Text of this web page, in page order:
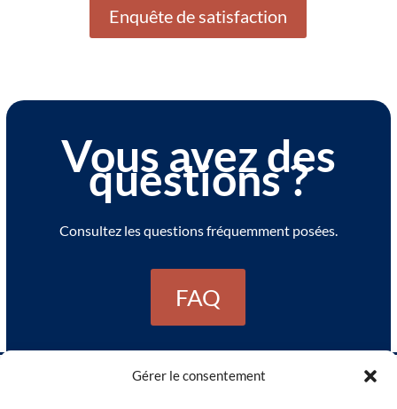
Gérer le consentement
Enquête de satisfaction
Vous avez des
questions ?
Consultez les questions fréquemment posées.
FAQ